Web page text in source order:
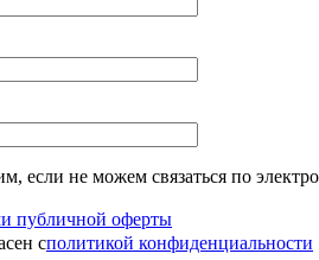
если не можем связаться по
публичной оферты
сполитикой конфиденциальности